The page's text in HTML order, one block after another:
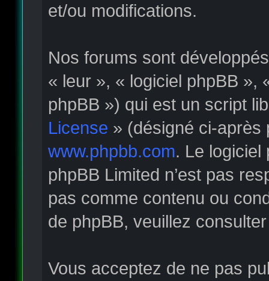
et/ou modifications.
Nos forums sont
« leur », « logiciel phpBB »,
phpBB ») qui est un script
License » (désigné ci-après
www.phpbb.com. Le logiciel
phpBB Limited n’est pas
pas comme contenu ou
de phpBB, veuillez
Vous acceptez de ne pas